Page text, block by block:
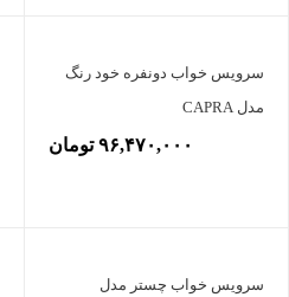
سرویس خواب دونفره خود رنگ
مدل CAPRA
۹۶,۴۷۰,۰۰۰ تومان
سرویس خواب چستر مدل